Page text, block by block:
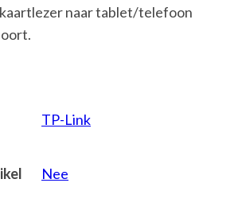
naar tablet/telefoon
TP-Link
Nee